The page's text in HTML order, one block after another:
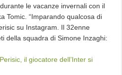
le vacanze invernali con il
Tomic. “Imparando qualcosa di
su Instagram. Il 32enne
della squadra di Simone Inzaghi:
Perisic, il giocatore dell’Inter si